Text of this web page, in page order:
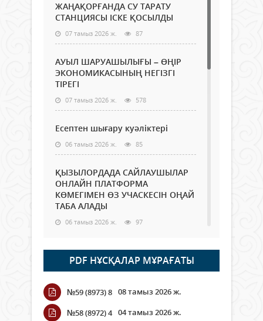
ЖАҢАҚОРҒАНДА СУ ТАРАТУ
СТАНЦИЯСЫ ІСКЕ ҚОСЫЛДЫ
07 тамыз 2026 ж. 87
АУЫЛ ШАРУАШЫЛЫҒЫ – ӨҢІР
ЭКОНОМИКАСЫНЫҢ НЕГІЗГІ
ТІРЕГІ
07 тамыз 2026 ж. 578
Есептен шығару куәліктері
06 тамыз 2026 ж. 85
ҚЫЗЫЛОРДАДА САЙЛАУШЫЛАР
ОНЛАЙН ПЛАТФОРМА
КӨМЕГІМЕН ӨЗ УЧАСКЕСІН ОҢАЙ
ТАБА АЛАДЫ
06 тамыз 2026 ж. 97
Open Air: Қызылорда облысы
полиция департаменті 20
мыңнан астам көрерменнің
қауіпсіздігін қамтамасыз етті
06 тамыз 2026 ж.
PDF НҰСҚАЛАР МҰРАҒАТЫ
№59 (8973) 8 08 тамыз 2026 ж.
№58 (8972) 4 04 тамыз 2026 ж.